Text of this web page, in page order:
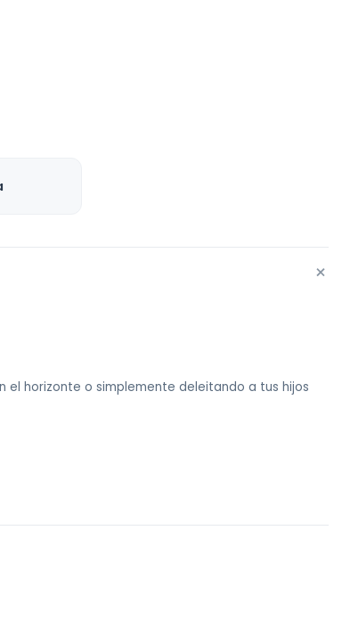
+
horizonte o simplemente deleitando a tus hijos